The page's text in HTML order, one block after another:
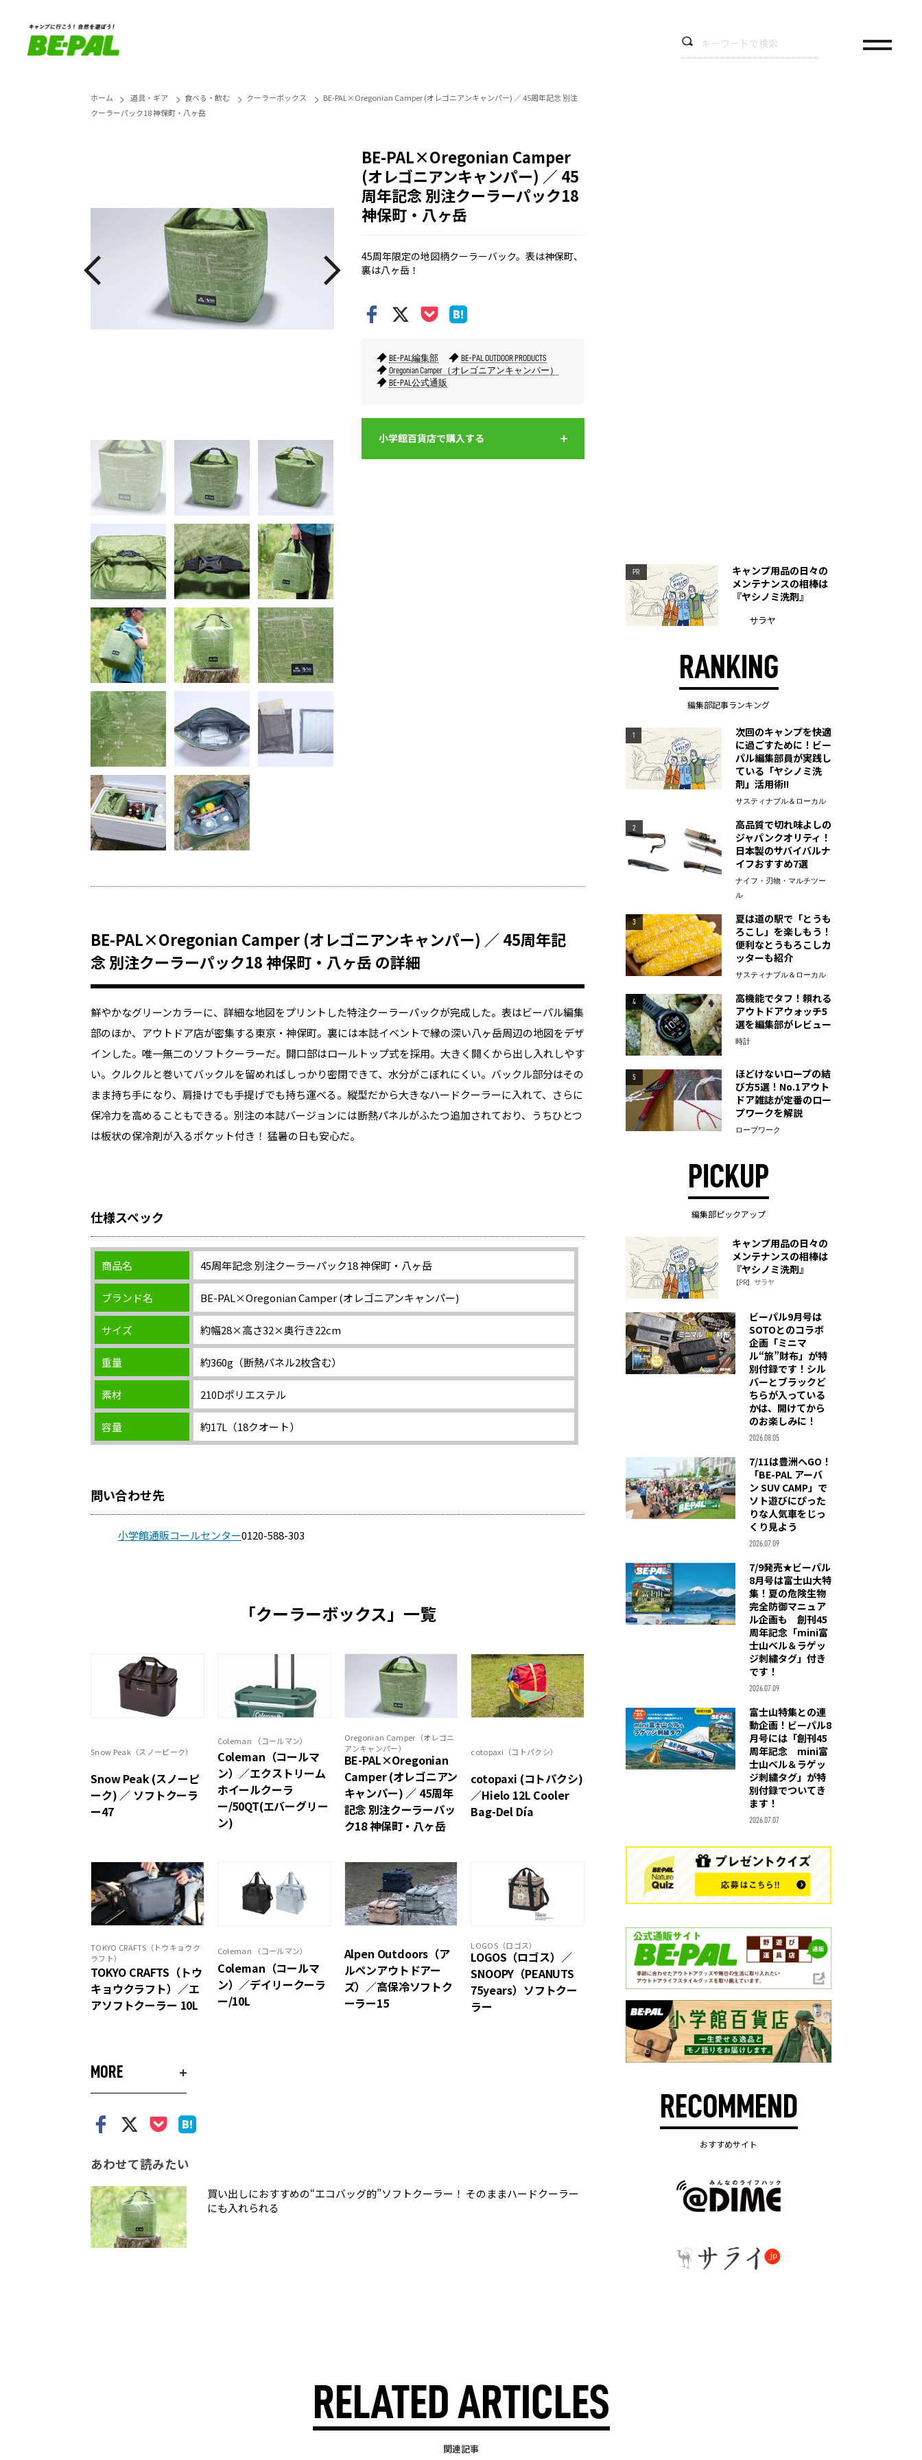
ホーム 道具・ギア 食べる・飲む クーラーボックス
BE-PAL×Oregonian Camper (オレゴニアンキャンパー) ／ 45周年記念 別注
クーラーパック18 神保町・八ヶ岳
BE-PAL×Oregonian Camper
(オレゴニアンキャンパー) ／ 45
周年記念 別注クーラーパック18
神保町・八ヶ岳
45周年限定の地図柄クーラーバック。表は神保町、
裏は八ヶ岳！
BE-PAL編集部
BE-PAL OUTDOOR PRODUCTS
Oregonian Camper（オレゴニアンキャンパー）
BE-PAL公式通販
小学館百貨店で購入する
BE-PAL×Oregonian Camper (オレゴニアンキャンパー) ／ 45周年記
念 別注クーラーパック18 神保町・八ヶ岳 の詳細
鮮やかなグリーンカラーに、詳細な地図をプリントした特注クーラーパックが完成した。表はビーパル編集
部のほか、アウトドア店が密集する東京・神保町。裏には本誌イベントで縁の深い八ヶ岳周辺の地図をデザ
インした。唯一無二のソフトクーラーだ。開口部はロールトップ式を採用。大きく開くから出し入れしやす
い。クルクルと巻いてバックルを留めればしっかり密閉できて、水分がこぼれにくい。バックル部分はその
まま持ち手になり、肩掛けでも手提げでも持ち運べる。縦型だから大きなハードクーラーに入れて、さらに
保冷力を高めることもできる。別注の本誌バージョンには断熱パネルがふたつ追加されており、うちひとつ
は板状の保冷剤が入るポケット付き！ 猛暑の日も安心だ。
仕様スペック
商品名 45周年記念 別注クーラーパック18 神保町・八ヶ岳
ブランド名 BE-PAL×Oregonian Camper (オレゴニアンキャンパー)
サイズ 約幅28×高さ32×奥行き22cm
重量 約360g（断熱パネル2枚含む）
素材 210Dポリエステル
容量 約17L（18クオート）
問い合わせ先
小学館通販コールセンター0120-588-303
「クーラーボックス」一覧
Snow Peak（スノーピーク）
Snow Peak (スノーピ
ーク) ／ ソフトクーラ
ー47
Coleman （コールマン）
Coleman（コールマ
ン）／エクストリーム
ホイールクーラ
ー/50QT(エバーグリー
ン)
Oregonian Camper（オレゴニ
アンキャンパー）
BE-PAL×Oregonian
Camper (オレゴニアン
キャンパー) ／ 45周年
記念 別注クーラーパッ
ク18 神保町・八ヶ岳
cotopaxi（コトパクシ）
cotopaxi (コトパクシ)
／Hielo 12L Cooler
Bag-Del Día
TOKYO CRAFTS（トウキョウク
ラフト）
TOKYO CRAFTS（トウ
キョウクラフト）／エ
アソフトクーラー 10L
Coleman （コールマン）
Coleman（コールマ
ン）／デイリークーラ
ー/10L
Alpen Outdoors（ア
ルペンアウトドアー
ズ）／高保冷ソフトク
ーラー15
LOGOS（ロゴス）
LOGOS（ロゴス）／
SNOOPY（PEANUTS
75years）ソフトクー
ラー
MORE
あわせて読みたい
買い出しにおすすめの“エコバッグ的”ソフトクーラー！ そのままハードクーラー
にも入れられる
PR
キャンプ用品の日々の
メンテナンスの相棒は
『ヤシノミ洗剤』
サラヤ
RANKING
編集部記事ランキング
1
次回のキャンプを快適
に過ごすために！ビー
パル編集部員が実践し
ている「ヤシノミ洗
剤」活用術!!
サスティナブル＆ローカル
2
高品質で切れ味よしの
ジャパンクオリティ！
日本製のサバイバルナ
イフおすすめ7選
ナイフ・刃物・マルチツー
ル
3
夏は道の駅で「とうも
ろこし」を楽しもう！
便利なとうもろこしカ
ッターも紹介
サスティナブル＆ローカル
4
高機能でタフ！頼れる
アウトドアウォッチ5
選を編集部がレビュー
時計
5
ほどけないロープの結
び方5選！No.1アウト
ドア雑誌が定番のロー
プワークを解説
ロープワーク
PICKUP
編集部ピックアップ
キャンプ用品の日々の
メンテナンスの相棒は
『ヤシノミ洗剤』
【PR】サラヤ
ビーパル9月号は
SOTOとのコラボ
企画「ミニマ
ル“旅”財布」が特
別付録です！シル
バーとブラックど
ちらが入っている
かは、開けてから
のお楽しみに！
2026.08.05
7/11は豊洲へGO！
「BE-PAL アーバ
ン SUV CAMP」で
ソト遊びにぴった
りな人気車をじっ
くり見よう
2026.07.09
7/9発売★ビーパル
8月号は富士山大特
集！夏の危険生物
完全防御マニュア
ル企画も 創刊45
周年記念「mini富
士山ベル＆ラゲッ
ジ刺繍タグ」付き
です！
2026.07.09
富士山特集との連
動企画！ビーパル8
月号には「創刊45
周年記念 mini富
士山ベル＆ラゲッ
ジ刺繍タグ」が特
別付録でついてき
ます！
2026.07.07
RECOMMEND
おすすめサイト
RELATED ARTICLES
関連記事